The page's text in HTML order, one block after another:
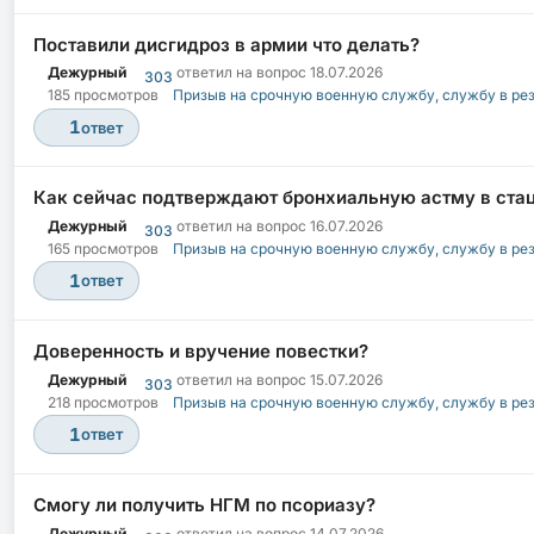
Поставили дисгидроз в армии что делать?
Дежурный 303 ответил на вопрос 18.07.2026
185 просмотров
Призыв на срочную военную службу, службу в
1ответ
Как сейчас подтверждают бронхиальную астму в
Дежурный 303 ответил на вопрос 16.07.2026
165 просмотров
Призыв на срочную военную службу, службу в
1ответ
Доверенность и вручение повестки?
Дежурный 303 ответил на вопрос 15.07.2026
218 просмотров
Призыв на срочную военную службу, службу в
1ответ
Смогу ли получить НГМ по псориазу?